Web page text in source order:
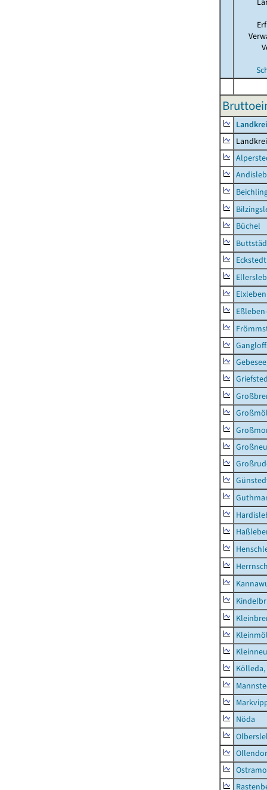
Büchel
Eckstedt
Elxleben
Nöda